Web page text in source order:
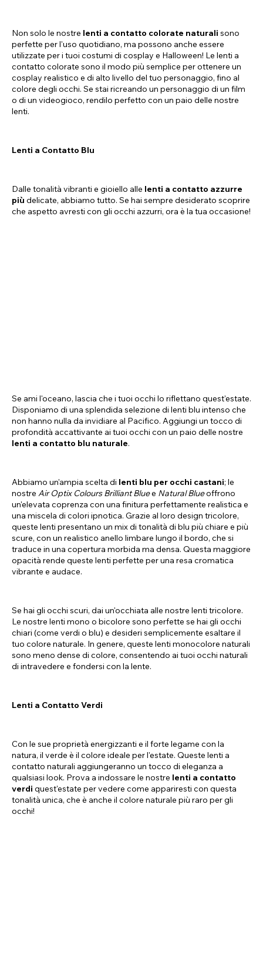
Non solo le nostre lenti a contatto colorate naturali sono
perfette per l'uso quotidiano, ma possono anche essere
utilizzate per i tuoi costumi di cosplay e Halloween! Le lenti a
contatto colorate sono il modo più semplice per ottenere un
cosplay realistico e di alto livello del tuo personaggio, fino al
colore degli occhi. Se stai ricreando un personaggio di un film
o di un videogioco, rendilo perfetto con un paio delle nostre
lenti.
Lenti a Contatto Blu
Dalle tonalità vibranti e gioiello alle lenti a contatto azzurre
più delicate, abbiamo tutto. Se hai sempre desiderato scoprire
che aspetto avresti con gli occhi azzurri, ora è la tua occasione!
Se ami l'oceano, lascia che i tuoi occhi lo riflettano quest'estate.
Disponiamo di una splendida selezione di lenti blu intenso che
non hanno nulla da invidiare al Pacifico. Aggiungi un tocco di
profondità accattivante ai tuoi occhi con un paio delle nostre
lenti a contatto blu naturale.
Abbiamo un'ampia scelta di lenti blu per occhi castani; le
nostre Air Optix Colours Brilliant Bluee Natural Blueoffrono
un'elevata coprenza con una finitura perfettamente realistica e
una miscela di colori ipnotica. Grazie al loro design tricolore,
queste lenti presentano un mix di tonalità di blu più chiare e più
scure, con un realistico anello limbare lungo il bordo, che si
traduce in una copertura morbida ma densa. Questa maggiore
opacità rende queste lenti perfette per una resa cromatica
vibrante e audace.
Se hai gli occhi scuri, dai un'occhiata alle nostre lenti tricolore.
Le nostre lenti mono o bicolore sono perfette se hai gli occhi
chiari (come verdi o blu) e desideri semplicemente esaltare il
tuo colore naturale. In genere, queste lenti monocolore naturali
sono meno dense di colore, consentendo ai tuoi occhi naturali
di intravedere e fondersi con la lente.
Lenti a Contatto Verdi
Con le sue proprietà energizzanti e il forte legame con la
natura, il verde è il colore ideale per l'estate. Queste lenti a
contatto naturali aggiungeranno un tocco di eleganza a
qualsiasi look. Prova a indossare le nostre lenti a contatto
verdi quest'estate per vedere come appariresti con questa
tonalità unica, che è anche il colore naturale più raro per gli
occhi!